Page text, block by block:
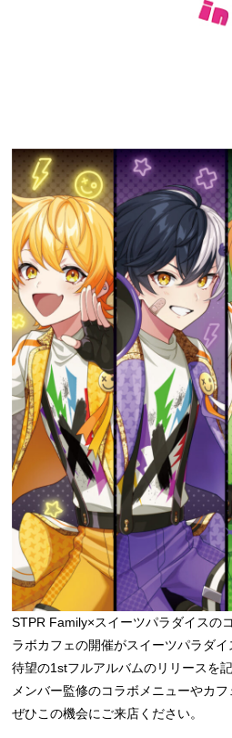
STPR Family×スイーツパラダイスの
ラボカフェの開催がスイーツパラダイ
待望の1stフルアルバムのリリースを
メンバー監修のコラボメニューやカ
ぜひこの機会にご来店ください。